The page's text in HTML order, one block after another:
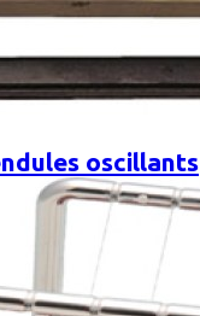
oscillants